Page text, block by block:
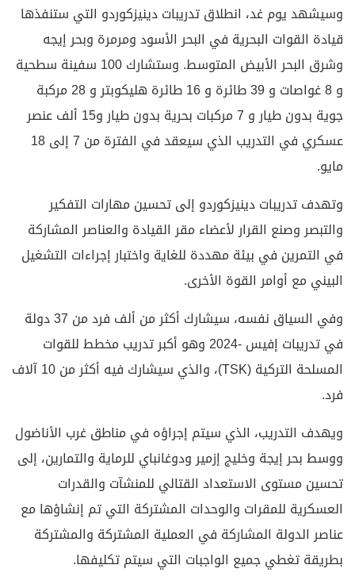
وسيشهد يوم غد، انطلاق تدريبات دينيزكوردو التي ستنفذها
قيادة القوات البحرية في البحر الأسود ومرمرة وبحر إيجه
وشرق البحر الأبيض المتوسط. وستشارك 100 سفينة سطحية
و 8 غواصات و 39 طائرة و 16 طائرة هليكوبتر و 28 مركبة
جوية بدون طيار و 7 مركبات بحرية بدون طيار و15 ألف عنصر
عسكري في التدريب الذي سيعقد في الفترة من 7 إلى 18
مايو.
وتهدف تدريبات دينيزكوردو إلى تحسين مهارات التفكير
والتبصر وصنع القرار لأعضاء مقر القيادة والعناصر المشاركة
في التمرين في بيئة مهددة للغاية واختبار إجراءات التشغيل
البيني مع أوامر القوة الأخرى.
وفي السياق نفسه، سيشارك أكثر من ألف فرد من 37 دولة
في تدريبات إفيس -2024 وهو أكبر تدريب مخطط للقوات
المسلحة التركية (TSK)، والذي سيشارك فيه أكثر من 10 آلاف
فرد.
ويهدف التدريب، الذي سيتم إجراؤه في مناطق غرب الأناضول
ووسط بحر إيجة وخليج إزمير ودوغانباي للرماية والتمارين، إلى
تحسين مستوى الاستعداد القتالي للمنشآت والقدرات
العسكرية للمقرات والوحدات المشتركة التي تم إنشاؤها مع
عناصر الدولة المشاركة في العملية المشتركة والمشتركة
بطريقة تغطي جميع الواجبات التي سيتم تكليفها.